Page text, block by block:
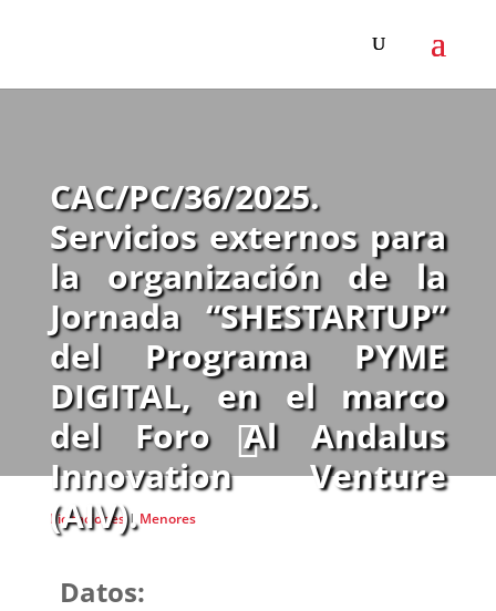

CAC/PC/36/2025.
Servicios externos para
la organización de la
Jornada “SHESTARTUP”
del Programa PYME
DIGITAL, en el marco
del Foro Al Andalus
Innovation Venture
(AIV).
Licitaciones| Menores
Datos: